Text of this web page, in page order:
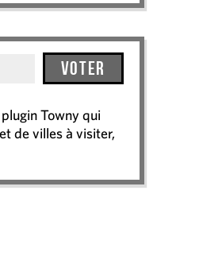
Voter
Towny qui
de villes à visiter,